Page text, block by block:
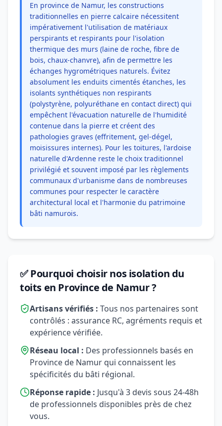
En province de Namur, les constructions
traditionnelles en pierre calcaire nécessitent
impérativement l'utilisation de matériaux
perspirants et respirants pour l'isolation
thermique des murs (laine de roche, fibre de
bois, chaux-chanvre), afin de permettre les
échanges hygrométriques naturels. Évitez
absolument les enduits cimentés étanches, les
isolants synthétiques non respirants
(polystyrène, polyuréthane en contact direct) qui
empêchent l'évacuation naturelle de l'humidité
contenue dans la pierre et créent des
pathologies graves (effritement, gel-dégel,
moisissures internes). Pour les toitures, l'ardoise
naturelle d'Ardenne reste le choix traditionnel
privilégié et souvent imposé par les règlements
communaux d'urbanisme dans de nombreuses
communes pour respecter le caractère
architectural local et l'harmonie du patrimoine
bâti namurois.
✅ Pourquoi choisir nos isolation du
toits en Province de Namur ?
Artisans vérifiés : Tous nos partenaires sont
contrôlés : assurance RC, agréments requis et
expérience vérifiée.
Réseau local : Des professionnels basés en
Province de Namur qui connaissent les
spécificités du bâti régional.
Réponse rapide : Jusqu'à 3 devis sous 24-48h
de professionnels disponibles près de chez
vous.